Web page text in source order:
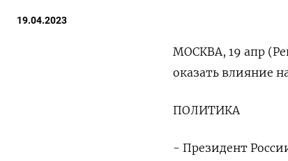
19.04.2023
МОСКВА, 19 апр
оказать влияние
ПОЛИТИКА
- Президент